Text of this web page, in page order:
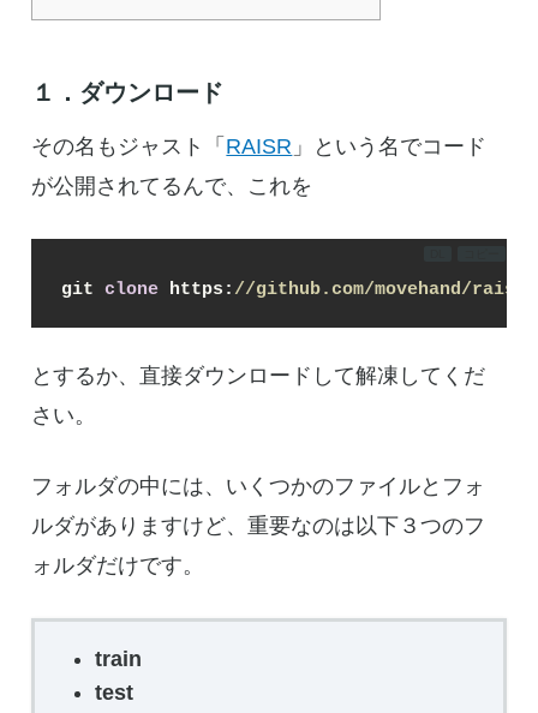
１．ダウンロード
その名もジャスト「 RAISR 」という名でコード
が公開されてるんで、これを
git clone https: //github.com/movehand/
とするか、直接ダウンロードして解凍してくだ
さい。
フォルダの中には、いくつかのファイルとフォ
ルダがありますけど、重要なのは以下３つのフ
ォルダだけです。
train
test